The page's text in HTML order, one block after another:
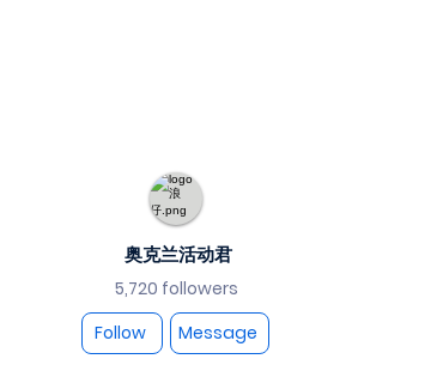
奥克兰活动君
5,720 followers
Follow
Message